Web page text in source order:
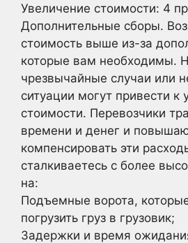
Увеличение стоимости: 4
Дополнительные сборы.
стоимость выше из-за
которые вам необходимы.
чрезвычайные случаи или
ситуации могут привести к
стоимости. Перевозчики
времени и денег и
компенсировать эти
сталкиваетесь с более
на:
Подъемные ворота,
погрузить груз в грузовик;
Задержки и время